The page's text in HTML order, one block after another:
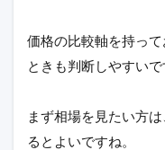
価格の比較軸を持っ
ときも判断しやすいで
まず相場を見たい方
るとよいですね。